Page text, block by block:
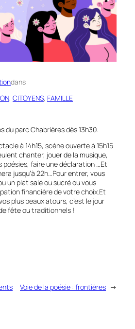
dans
, CITOYENS, FAMILLE
du parc Chabrières dès 13h30.
à 14h15, scène ouverte à 15h15
chanter, jouer de la musique,
poésies, faire une déclaration …Et
jusqu’à 22h…Pour entrer, vous
un plat salé ou sucré ou vous
financière de votre choix.Et
plus beaux atours, c’est le jour
fête ou traditionnels !
Voie de la poésie : frontières →